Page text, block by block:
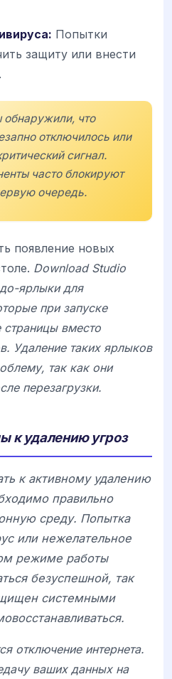
Попытки
защиту или внести
что
отключилось или
сигнал.
часто блокируют
очередь.
появление новых
Download Studio
ярлыки для
при запуске
вместо
Удаление таких ярлыков
так как они
перезагрузки.
к удалению угроз
к активному удалению
правильно
среду. Попытка
или нежелательное
режиме работы
безуспешной, так
системными
отключение интернета.
ваших данных на